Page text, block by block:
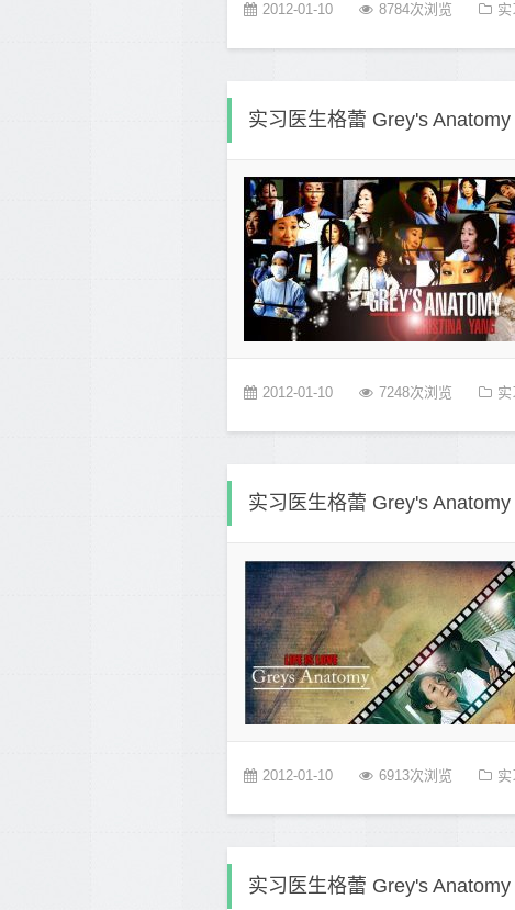
2012-01-10 8784次浏览 实
实习医生格蕾 Grey's
2012-01-10 7248次浏览 实
实习医生格蕾 Grey's
2012-01-10 6913次浏览 实
实习医生格蕾 Grey's